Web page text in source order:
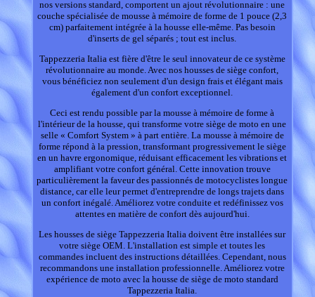
nos versions standard, comportent un ajout révolutionnaire : une
couche spécialisée de mousse à mémoire de forme de 1 pouce (2,3
cm) parfaitement intégrée à la housse elle-même. Pas besoin
d'inserts de gel séparés ; tout est inclus.
Tappezzeria Italia est fière d'être le seul innovateur de ce système
révolutionnaire au monde. Avec nos housses de siège confort,
vous bénéficiez non seulement d'un design frais et élégant mais
également d'un confort exceptionnel.
Ceci est rendu possible par la mousse à mémoire de forme à
l'intérieur de la housse, qui transforme votre siège de moto en une
selle « Comfort System » à part entière. La mousse à mémoire de
forme répond à la pression, transformant progressivement le siège
en un havre ergonomique, réduisant efficacement les vibrations et
amplifiant votre confort général. Cette innovation trouve
particulièrement la faveur des passionnés de motocyclistes longue
distance, car elle leur permet d'entreprendre de longs trajets dans
un confort inégalé. Améliorez votre conduite et redéfinissez vos
attentes en matière de confort dès aujourd'hui.
Les housses de siège Tappezzeria Italia doivent être installées sur
votre siège OEM. L'installation est simple et toutes les
commandes incluent des instructions détaillées. Cependant, nous
recommandons une installation professionnelle. Améliorez votre
expérience de moto avec la housse de siège de moto standard
Tappezzeria Italia.